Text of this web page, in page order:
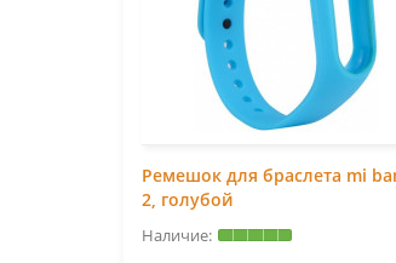
Ремешок для браслета mi
2, голубой